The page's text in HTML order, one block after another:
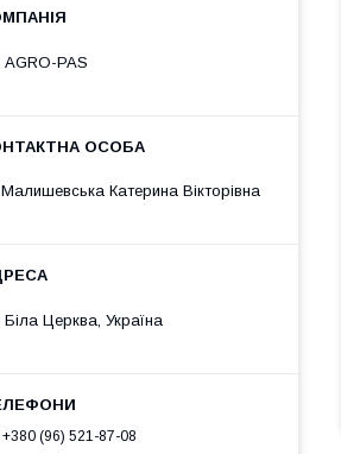
AGRO-PAS
Малишевська Катерина Вікторівна
Біла Церква, Україна
+380 (96) 521-87-08